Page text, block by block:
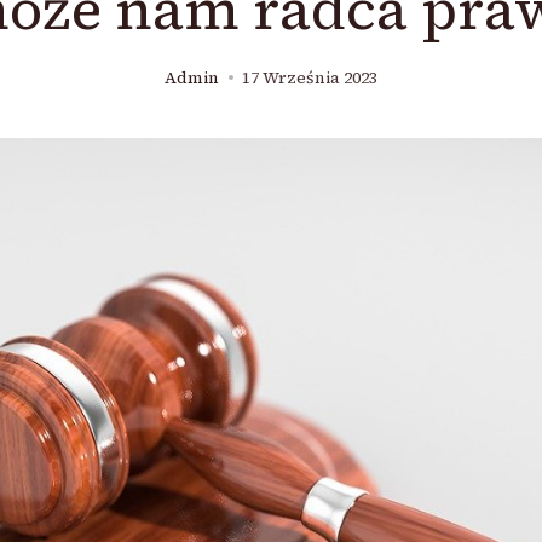
Admin 17 Września 2023